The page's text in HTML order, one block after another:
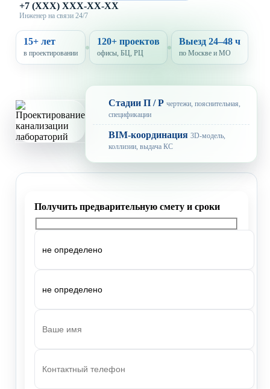
+7 (XXX) XXX-XX-XX
Инженер на связи 24/7
15+ лет
в проектировании
120+ проектов
офисы, БЦ, РЦ
Выезд 24–48 ч
по Москве и МО
Стадии П / Р чертежи, пояснительная,
спецификации
BIM-координация 3D-модель,
коллизии, выдача КС